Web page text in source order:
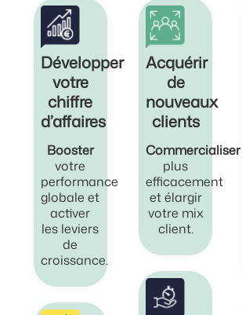
Développer
votre
chiffre
d’affaires
Booster
votre
performance
globale et
activer
les leviers
de
croissance.
Acquérir
de
nouveaux
clients
Commercialiser
plus
efficacement
et élargir
votre mix
client.